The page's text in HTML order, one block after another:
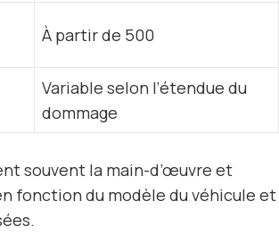
À partir de 500
Variable selon l’étendue du
dommage
souvent la main-d’œuvre et
fonction du modèle du véhicule et